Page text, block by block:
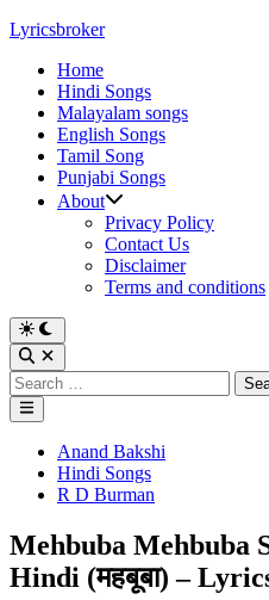
Skip
content
Lyricsbroker
Home
Hindi Songs
Malayalam songs
English Songs
Tamil Song
Punjabi Songs
About
Privacy Policy
Contact Us
Disclaimer
Terms and conditions
Switch
to
dark
mode
Open
Search
Search
for:
Main
Menu
Posted Anand Bakshi
Hindi Songs
R D Burman
Mehbuba Mehbuba
Hindi (महबूबा) –